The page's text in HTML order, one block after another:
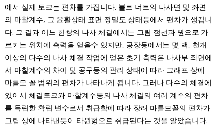
에서 실제 토크는 편차를 가집니다. 볼트 너트의 나사면 및 좌면
의 마찰계수, 그 윤활상태 표면 정밀도 상태등에서 편차가 생깁니
다. 그 결과 어느 한쌍의 나사 체결에서는 그림 점선과 원으로 가
르키는 위치에 축력을 얻을수 있지만, 공장등에서는 몇 백, 천개
이상의 다수의 나사 체결 작업에 얻은 초기 축력은 나사부 좌면에
서 마찰계수의 차이 및 공구등의 관리 상태에 따라 그래프 상에
마름모 꼴 범위의 편차가 나타나게 됩니다. 그러나 다수의 체결에
있어서 체결토크와 마찰계수등의 나사 체결의 여러 계수의 편차
를 독립한 확립 변수로서 취급함에 따라 장래 마름모꼴의 편차가
그림 상에 나타낸듯이 타원형으로 취급된다는 것을 알았습니다.